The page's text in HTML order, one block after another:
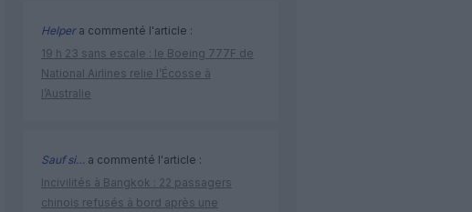
Helpera commenté l'article :
19 h 23 sans escale : le Boeing 777F de
National Airlines relie l’Écosse à
l’Australie
Sauf si… a commenté l'article :
Incivilités à Bangkok : 22 passagers
chinois refusés à bord après une